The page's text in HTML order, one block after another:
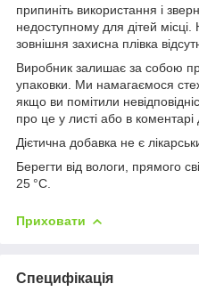
припиніть використання і
недоступному для дітей
зовнішня захисна плівка
Виробник залишає за собою
упаковки. Ми намагаємося
якщо ви помітили
про це у листі або в
Дієтична добавка не є
Берегти від вологи, прямого
25 °C.
Приховати
Специфікація